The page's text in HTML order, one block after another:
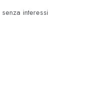
senza interessi